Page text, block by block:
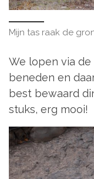
Mijn tas raak de
We lopen via
beneden en
best bewaard
stuks, erg mooi!